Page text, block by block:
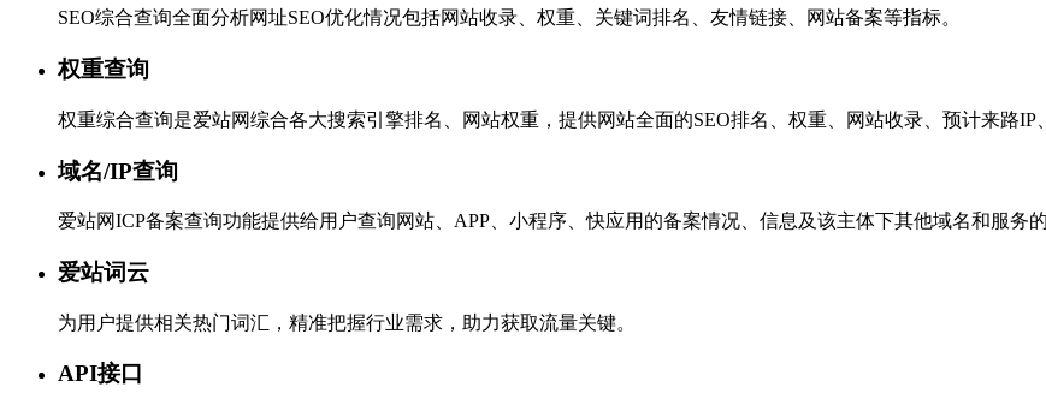
SEO综合查询全面分析网址SEO优化情况包括网站收录、权重、关键词排名、友情链接、网站备案等指标。
权重查询
权重综合查询是爱站网综合各大搜索引擎排名、网站权重，提供网站全面的SEO排名、权重、网站收录、预计来路IP
域名/IP查询
爱站网ICP备案查询功能提供给用户查询网站、APP、小程序、快应用的备案情况、信息及该主体下其他域名和服务的
爱站词云
为用户提供相关热门词汇，精准把握行业需求，助力获取流量关键。
API接口